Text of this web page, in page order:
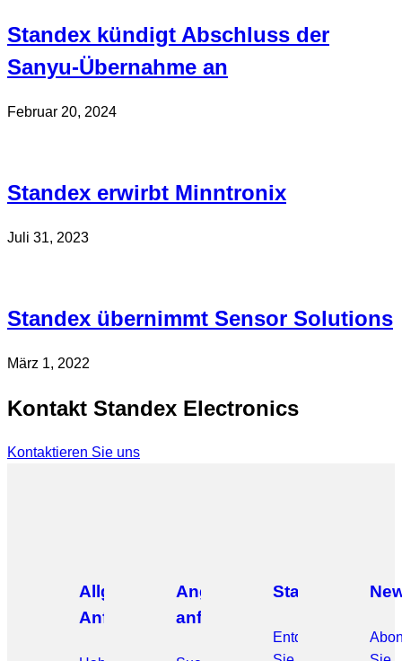
Standex kündigt Abschluss der
Sanyu-Übernahme an
Februar 20, 2024
Standex erwirbt Minntronix
Juli 31, 2023
Standex übernimmt Sensor Solutions
März 1, 2022
Kontakt Standex Electronics
Kontaktieren Sie uns
Allgemeine
Anfragen
Angebot
anfordern
Standorte
Entdecken